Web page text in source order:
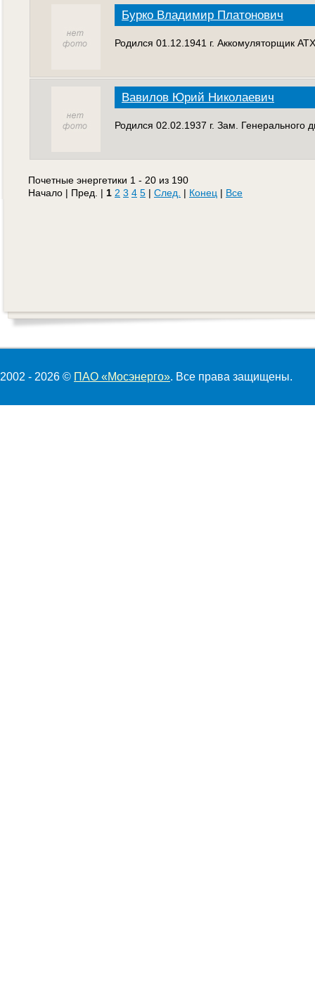
Бурко Владимир Платонович
Родился 01.12.1941 г. Аккомуляторщик
Вавилов Юрий Николаевич
Родился 02.02.1937 г. Зам. Генерального
Почетные энергетики 1 - 20 из 190
Начало | Пред. | 1 2 3 4 5 | След. | Конец | Все
2002 - 2026 © ПАО «Мосэнерго». Все права защищены.